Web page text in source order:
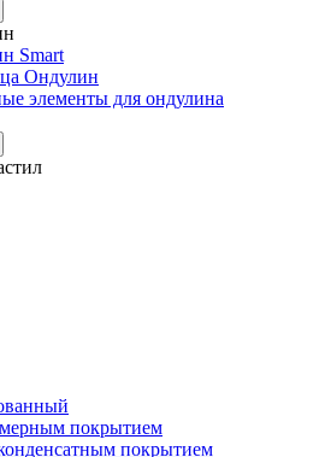
Smart
Ондулин
элементы для ондулина
покрытием
покрытием